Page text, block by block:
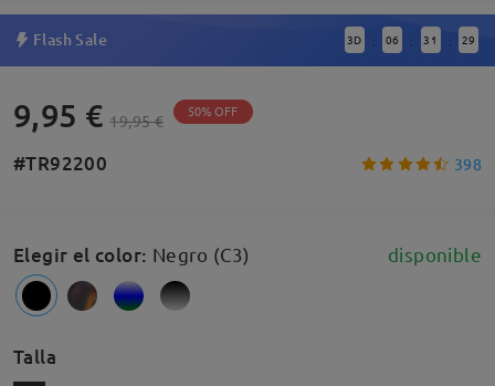
Flash Sale 3D : 06 : 31 : 29
9,95 € 19,95 € 50% OFF
#TR92200 398
Elegir el color: Negro (C3) disponible
Talla